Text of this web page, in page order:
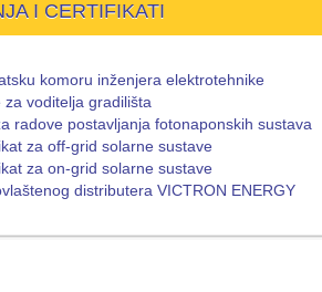
I CERTIFIKATI
komoru inženjera elektrotehnike
za voditelja gradilišta
radove postavljanja fotonaponskih sustava
za off-grid solarne sustave
za on-grid solarne sustave
distributera VICTRON ENERGY